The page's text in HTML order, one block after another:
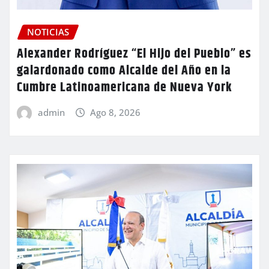
NOTICIAS
Alexander Rodríguez “El Hijo del Pueblo” es
galardonado como Alcalde del Año en la
Cumbre Latinoamericana de Nueva York
admin Ago 8, 2026